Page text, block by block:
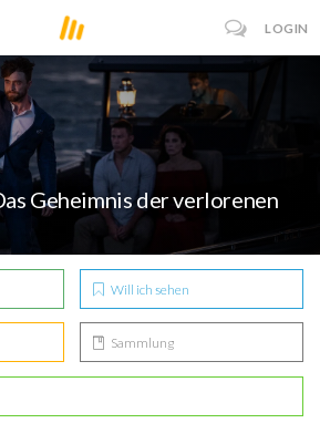
LOGIN
Geheimnis der verlorenen
Will ich sehen
Sammlung